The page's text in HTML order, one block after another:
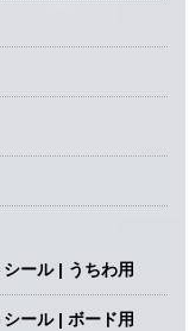
ール | うちわ用
ール | ボード用